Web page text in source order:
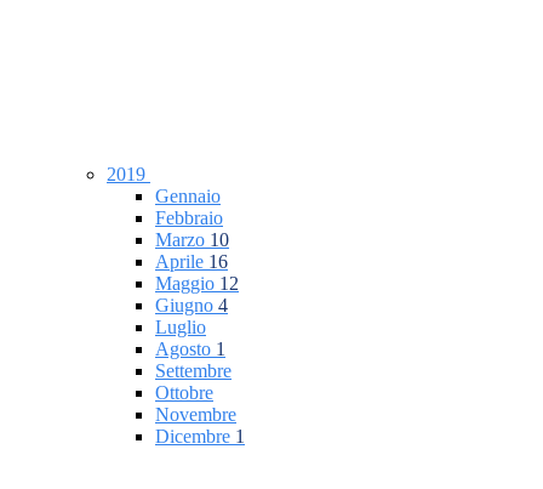
2019
Gennaio
Febbraio
Marzo 10
Aprile 16
Maggio 12
Giugno 4
Luglio
Agosto 1
Settembre
Ottobre
Novembre
Dicembre 1